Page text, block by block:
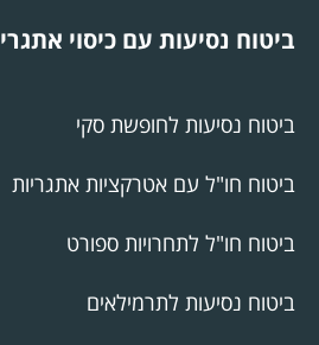
ביטוח נסיעות עם כיסוי אתגרי
ביטוח נסיעות לחופשת סקי
ביטוח חו"ל עם אטרקציות אתגריות
ביטוח חו"ל לתחרויות ספורט
ביטוח נסיעות לתרמילאים